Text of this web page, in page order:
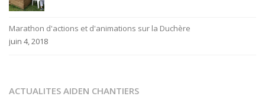
Marathon d'actions et d'animations sur la Duchère
juin 4, 2018
ACTUALITES AIDEN CHANTIERS